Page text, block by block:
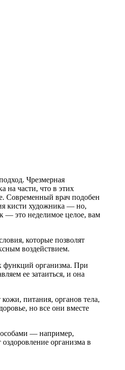
Чрезмерная
на части, что в этих
Современный врач подобен
кисти художника — но,
— это неделимое целое, вам
которые позволят
воздействием.
функций организма. При
ее затаиться, и она
питания, органов тела,
но все они вместе
— например,
организма в